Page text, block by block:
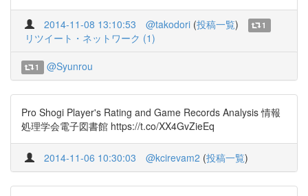
2014-11-08 13:10:53 @takodori (投稿一覧) 1
リツイート・ネットワーク (1)
1 @Syunrou
Pro Shogi Player's Rating and Game Records Analysis 情報
処理学会電子図書館 https://t.co/XX4GvZieEq
2014-11-06 10:30:03 @kcirevam2 (投稿一覧)